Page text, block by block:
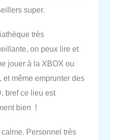
super.
très
on peux lire et
jouer à la XBOX ou
et même emprunter des
bref ce lieu est
bien !
Personnel très